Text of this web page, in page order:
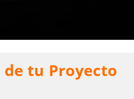
de tu Proyecto